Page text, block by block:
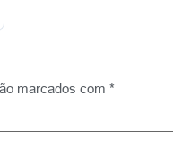
marcados com *